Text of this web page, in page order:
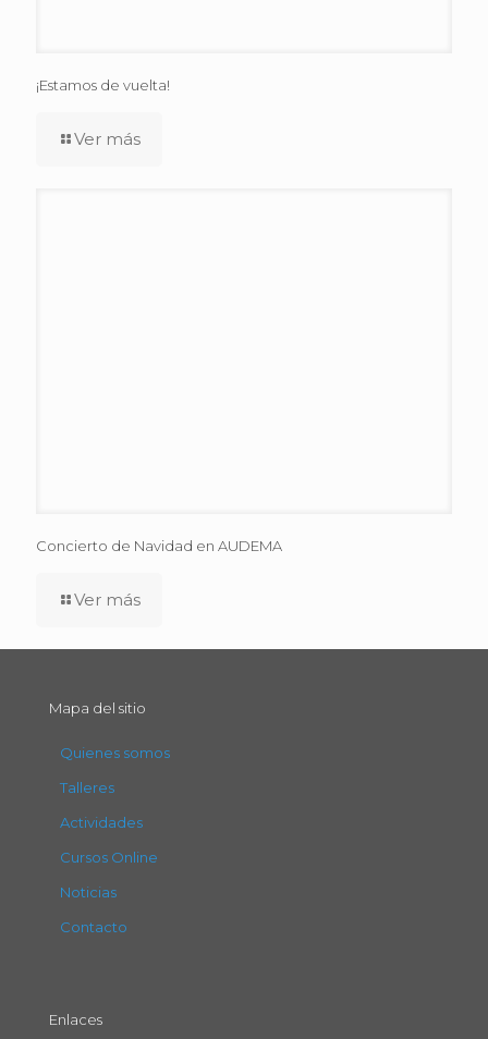
¡Estamos de vuelta!
Ver más
Concierto de Navidad en AUDEMA
Ver más
Mapa del sitio
Quienes somos
Talleres
Actividades
Cursos Online
Noticias
Contacto
Enlaces